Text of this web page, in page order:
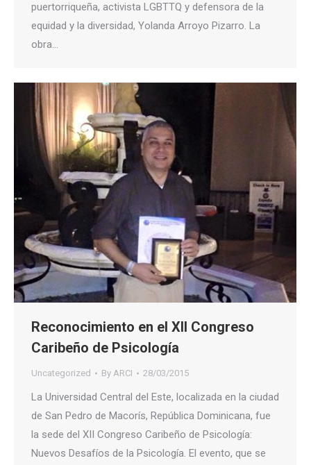
puertorriqueña, activista LGBTTQ y defensora de la
equidad y la diversidad, Yolanda Arroyo Pizarro. La
obra…
Reconocimiento en el XII Congreso
Caribeño de Psicología
Uncategorized By ARCI 28/03/2015
La Universidad Central del Este, localizada en la ciudad
de San Pedro de Macorís, República Dominicana, fue
la sede del XII Congreso Caribeño de Psicología:
Nuevos Desafíos de la Psicología. El evento, que se